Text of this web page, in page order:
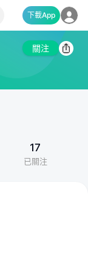
下載App
關注
17
已關注